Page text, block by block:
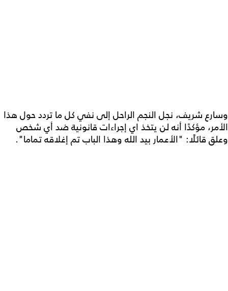
وسارع شريف، نجل النجم الراحل إلى نفي كل ما تردد حول هذا
الأمر، مؤكدًا أنه لن يتخذ اي إجراءات قانونية ضد أي شخص
وعلق قائلًا: "الأعمار بيد الله وهذا الباب تم إغلاقه تماما".